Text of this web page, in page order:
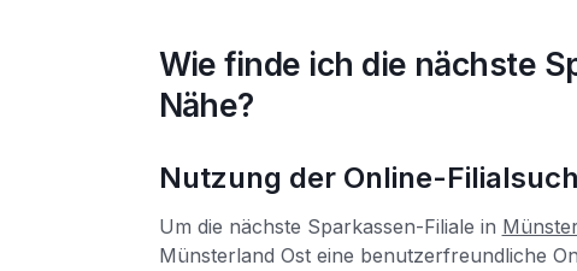
Wie finde ich die nächste
Nähe?
Nutzung der Online-
Um die nächste Sparkassen-Filiale in
Münsterland Ost eine benutzerfreundliche